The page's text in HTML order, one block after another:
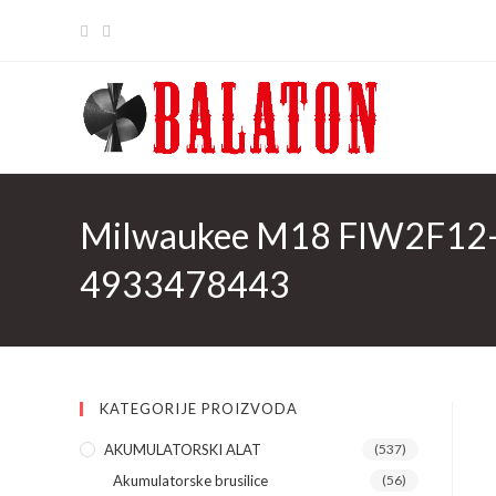
Milwaukee M18
4933478443
KATEGORIJE PROIZVODA
AKUMULATORSKI ALAT (537)
Akumulatorske brusilice (56)